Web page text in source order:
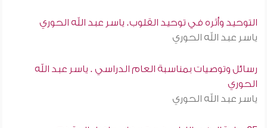
التوحيد وأثره في توحيد القلوب. ياسر عبد الله الحوري
ياسر عبد الله الحوري
رسائل وتوصيات بمناسبة العام الدراسي . ياسر عبد الله
الحوري
ياسر عبد الله الحوري